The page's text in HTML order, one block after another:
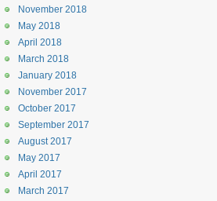
November 2018
May 2018
April 2018
March 2018
January 2018
November 2017
October 2017
September 2017
August 2017
May 2017
April 2017
March 2017